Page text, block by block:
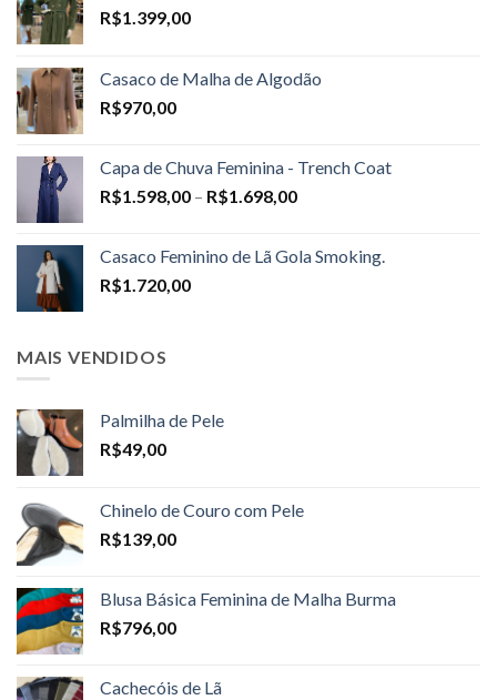
R$1.399,00
Casaco de Malha de Algodão
R$970,00
Capa de Chuva Feminina - Trench Coat
R$1.598,00 – R$1.698,00Price
through
Casaco Feminino de Lã Gola Smoking.
R$1.720,00
MAIS VENDIDOS
Palmilha de Pele
R$49,00
Chinelo de Couro com Pele
R$139,00
Blusa Básica Feminina de Malha Burma
R$796,00
Cachecóis de Lã